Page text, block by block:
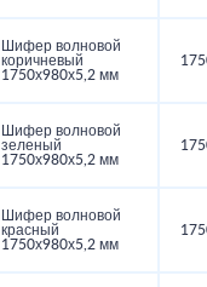
Шифер волновой
коричневый
1750х980х5,2 мм
Шифер волновой
зеленый
1750х980х5,2 мм
Шифер волновой
красный
1750х980х5,2 мм